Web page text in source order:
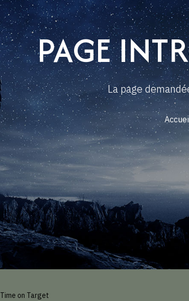
PAGE
La page
Time on Target